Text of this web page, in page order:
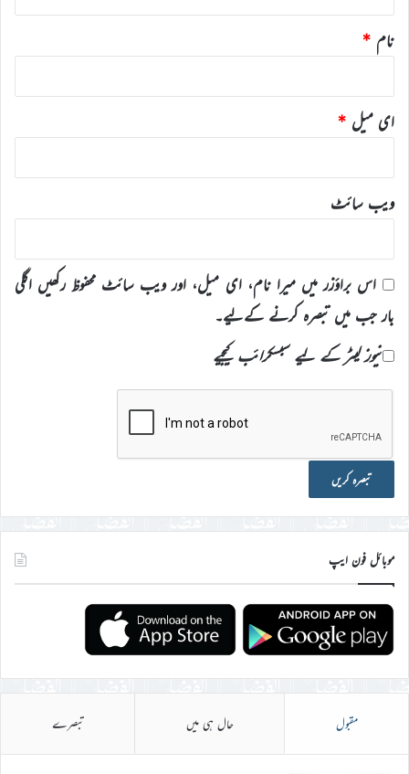
نام *
ای میل *
ویب‌ سائٹ
اس براؤزر میں میرا نام، ای میل، اور ویب سائٹ محفوظ رکھیں اگلی
بار جب میں تبصرہ کرنے کےلیے۔
نیوز لیٹر کے لیے سبسکرائب کیجیے
موبائل فون ایپ
مقبول حال ہی میں تبصرے